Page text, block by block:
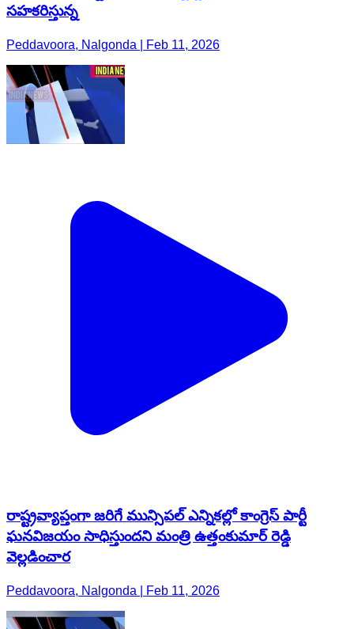
సహకరిస్తున్న
Peddavoora, Nalgonda | Feb 11, 2026
రాష్ట్రవ్యాప్తంగా జరిగే మున్సిపల్ ఎన్నికల్లో కాంగ్రెస్ పార్టీ
ఘనవిజయం సాధిస్తుందని మంత్రి ఉత్తంకుమార్ రెడ్డి
వెల్లడించార
Peddavoora, Nalgonda | Feb 11, 2026